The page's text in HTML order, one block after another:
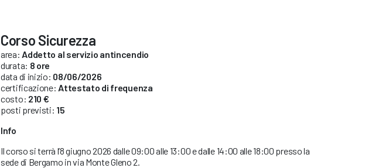
Corso Sicurezza
area: Addetto al servizio antincendio
durata: 8 ore
data di inizio: 08/06/2026
certificazione: Attestato di frequenza
costo: 210 €
posti previsti: 15
Info
Il corso si terrà l’8 giugno 2026 dalle 09:00 alle 13:00 e dalle 14:00 alle 18:00 presso la
sede di Bergamo in via Monte Gleno 2.